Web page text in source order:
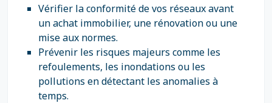
Vérifier la conformité de vos réseaux avant
un achat immobilier, une rénovation ou une
mise aux normes.
Prévenir les risques majeurs comme les
refoulements, les inondations ou les
pollutions en détectant les anomalies à
temps.